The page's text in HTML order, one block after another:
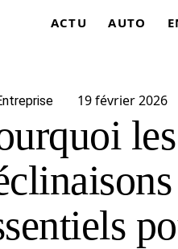
ACTU AUTO
19 février 2026